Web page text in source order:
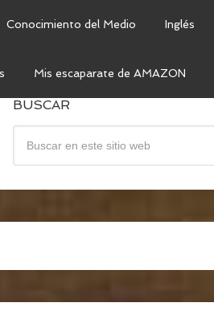
Conocimiento del Medio Inglés
Mis escaparate de AMAZON
BUSCAR